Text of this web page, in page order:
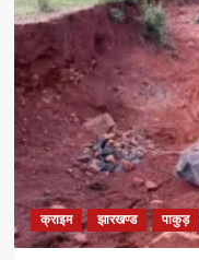
क्राइम झारखण्ड पाकुड़